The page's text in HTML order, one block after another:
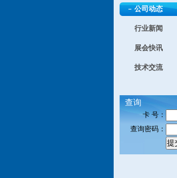
公司动态
行业新闻
展会快讯
技术交流
查询
卡 号：
查询密码：